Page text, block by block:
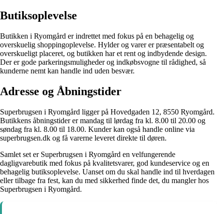
Butiksoplevelse
Butikken i Ryomgård er indrettet med fokus på en behagelig og
overskuelig shoppingoplevelse. Hylder og varer er præsentabelt og
overskueligt placeret, og butikken har et rent og indbydende design.
Der er gode parkeringsmuligheder og indkøbsvogne til rådighed, så
kunderne nemt kan handle ind uden besvær.
Adresse og Åbningstider
Superbrugsen i Ryomgård ligger på Hovedgaden 12, 8550 Ryomgård.
Butikkens åbningstider er mandag til lørdag fra kl. 8.00 til 20.00 og
søndag fra kl. 8.00 til 18.00. Kunder kan også handle online via
superbrugsen.dk og få varerne leveret direkte til døren.
Samlet set er Superbrugsen i Ryomgård en velfungerende
dagligvarebutik med fokus på kvalitetsvarer, god kundeservice og en
behagelig butiksoplevelse. Uanset om du skal handle ind til hverdagen
eller tilbage fra fest, kan du med sikkerhed finde det, du mangler hos
Superbrugsen i Ryomgård.